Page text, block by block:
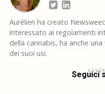
Aurélien ha creato
interessato ai regolamenti
della cannabis, ha anche
dei suoi usi.
Seguici